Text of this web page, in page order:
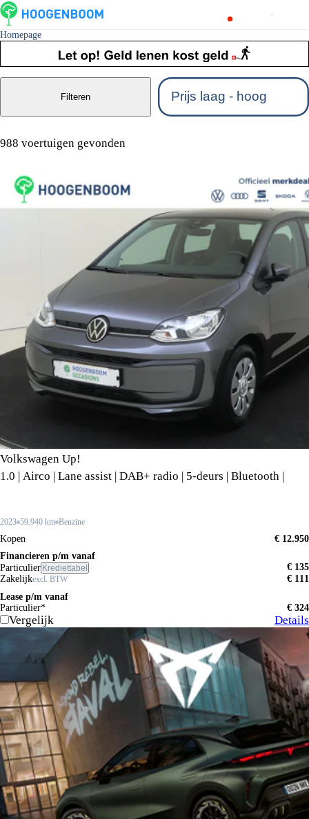
Homepage
988 voertuigen gevonden
Filteren
Volkswagen Up!
1.0 | Airco | Lane assist | DAB+ radio | 5-deurs | Bluetooth |
2023 59.940 km Benzine
Kopen
€ 12.950
Financieren p/m vanaf
Particulier Krediettabel
€ 135
Zakelijkexcl. BTW
€ 111
Lease p/m vanaf
Particulier*
€ 324
Vergelijk Details